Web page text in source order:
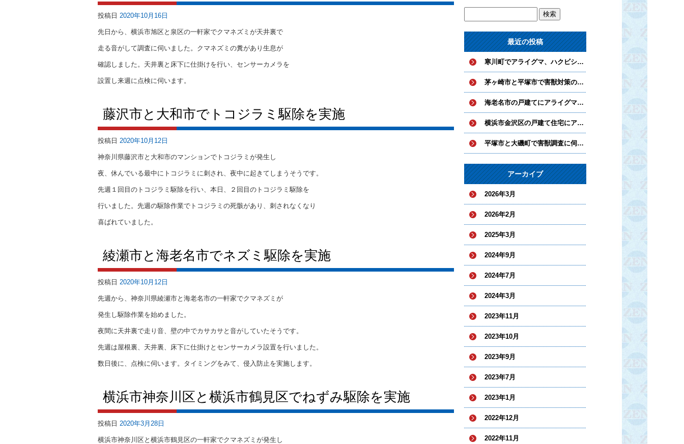
投稿日 2020年10月16日
先日から、横浜市旭区と泉区の一軒家でクマネズミが天井裏で
走る音がして調査に伺いました。クマネズミの糞があり生息が
確認しました。天井裏と床下に仕掛けを行い、センサーカメラを
設置し来週に点検に伺います。
藤沢市と大和市でトコジラミ駆除を実施
投稿日 2020年10月12日
神奈川県藤沢市と大和市のマンションでトコジラミが発生し
夜、休んでいる最中にトコジラミに刺され、夜中に起きてしまうそうです。
先週１回目のトコジラミ駆除を行い、本日、２回目のトコジラミ駆除を
行いました。先週の駆除作業でトコジラミの死骸があり、刺されなくなり
喜ばれていました。
綾瀬市と海老名市でネズミ駆除を実施
投稿日 2020年10月12日
先週から、神奈川県綾瀬市と海老名市の一軒家でクマネズミが
発生し駆除作業を始めました。
夜間に天井裏で走り音、壁の中でカサカサと音がしていたそうです。
先週は屋根裏、天井裏、床下に仕掛けとセンサーカメラ設置を行いました。
数日後に、点検に伺います。タイミングをみて、侵入防止を実施します。
横浜市神奈川区と横浜市鶴見区でねずみ駆除を実施
投稿日 2020年3月28日
横浜市神奈川区と横浜市鶴見区の一軒家でクマネズミが発生し
最近の投稿
寒川町でアライグマ、ハクビシンとネズミ対策を実施中
茅ヶ崎市と平塚市で害獣対策の工事を実施
海老名市の戸建てにアライグマとハクビシンが侵入していました。
横浜市金沢区の戸建て住宅にアライグマが侵入
平塚市と大磯町で害獣調査に伺いました。
アーカイブ
2026年3月
2026年2月
2025年3月
2024年9月
2024年7月
2024年3月
2023年11月
2023年10月
2023年9月
2023年7月
2023年1月
2022年12月
2022年11月